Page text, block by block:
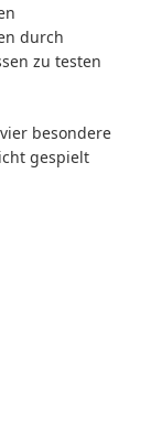
durch
zu testen
besondere
gespielt